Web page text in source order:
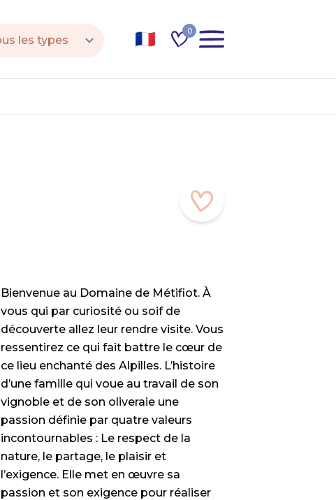
0
Bienvenue au Domaine de Métifiot. À
vous qui par curiosité ou soif de
découverte allez leur rendre visite. Vous
ressentirez ce qui fait battre le cœur de
ce lieu enchanté des Alpilles. L’histoire
d’une famille qui voue au travail de son
vignoble et de son oliveraie une
passion définie par quatre valeurs
incontournables : Le respect de la
nature, le partage, le plaisir et
l’exigence. Elle met en œuvre sa
passion et son exigence pour réaliser